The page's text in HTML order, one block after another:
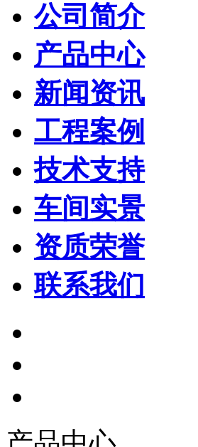
公司简介
产品中心
新闻资讯
工程案例
技术支持
车间实景
资质荣誉
联系我们